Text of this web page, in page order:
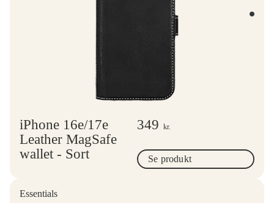
iPhone 16e/17e
Leather MagSafe
wallet - Sort
349 kr.
Se produkt
Essentials